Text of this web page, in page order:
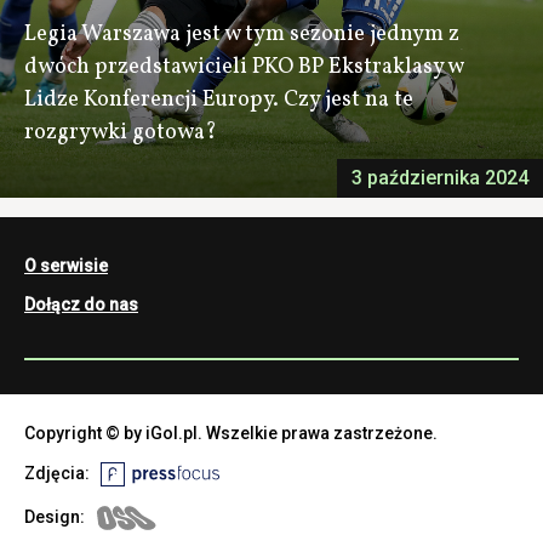
3 października 2024
Legia Warszawa jest w tym sezonie jednym z
dwóch przedstawicieli PKO BP Ekstraklasy w
Lidze Konferencji Europy. Czy jest na te
rozgrywki gotowa?
O serwisie
Dołącz do nas
Copyright © by iGol.pl. Wszelkie prawa zastrzeżone.
Zdjęcia:
Design: